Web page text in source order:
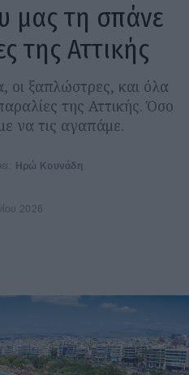
μας τη σπάνε
της Αττικής
οι ξαπλώστρες, και όλα
της Αττικής. Όσο
να τις αγαπάμε.
Ηρώ Κουνάδη
2026